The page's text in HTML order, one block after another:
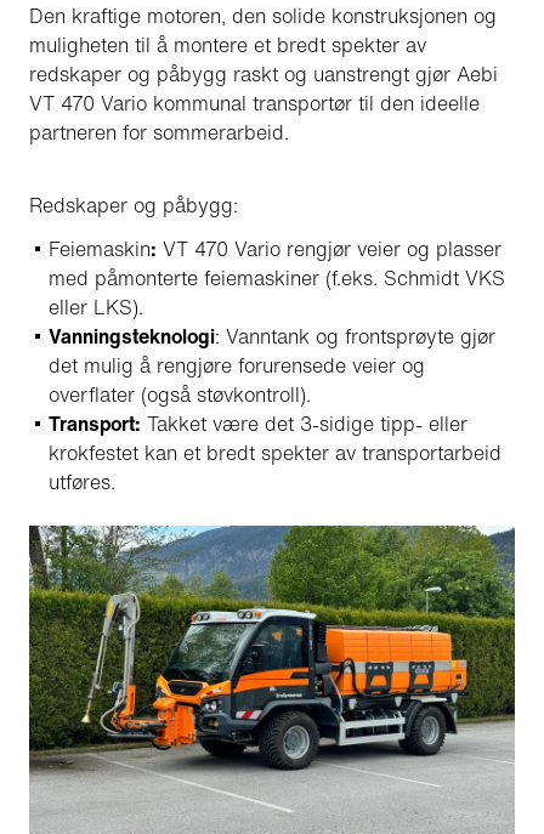
Den kraftige motoren, den solide konstruksjonen og
muligheten til å montere et bredt spekter av
redskaper og påbygg raskt og uanstrengt gjør Aebi
VT 470 Vario kommunal transportør til den ideelle
partneren for sommerarbeid.
Redskaper og påbygg:
Feiemaskin: VT 470 Vario rengjør veier og plasser
med påmonterte feiemaskiner (f.eks. Schmidt VKS
eller LKS).
Vanningsteknologi: Vanntank og frontsprøyte gjør
det mulig å rengjøre forurensede veier og
overflater (også støvkontroll).
Transport: Takket være det 3-sidige tipp- eller
krokfestet kan et bredt spekter av transportarbeid
utføres.